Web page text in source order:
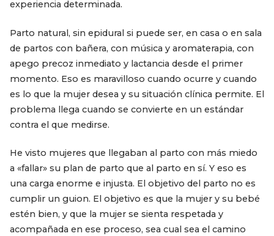
experiencia determinada.
Parto natural, sin epidural si puede ser, en casa o en sala
de partos con bañera, con música y aromaterapia, con
apego precoz inmediato y lactancia desde el primer
momento. Eso es maravilloso cuando ocurre y cuando
es lo que la mujer desea y su situación clínica permite. El
problema llega cuando se convierte en un estándar
contra el que medirse.
He visto mujeres que llegaban al parto con más miedo
a «fallar» su plan de parto que al parto en sí. Y eso es
una carga enorme e injusta. El objetivo del parto no es
cumplir un guion. El objetivo es que la mujer y su bebé
estén bien, y que la mujer se sienta respetada y
acompañada en ese proceso, sea cual sea el camino